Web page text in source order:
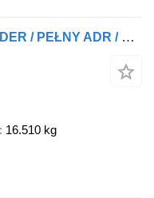
MAN TGS / 26.440 / E 5 / RETARDER / PEŁNY ADR / BDF / 7,15 M , 7,45
16.510 kg